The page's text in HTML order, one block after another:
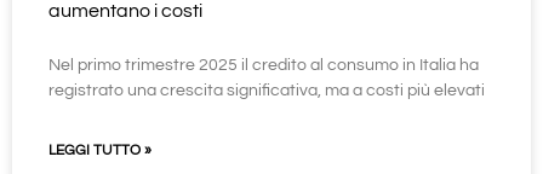
aumentano i costi
Nel primo trimestre 2025 il credito al consumo in Italia ha
registrato una crescita significativa, ma a costi più elevati
LEGGI TUTTO »